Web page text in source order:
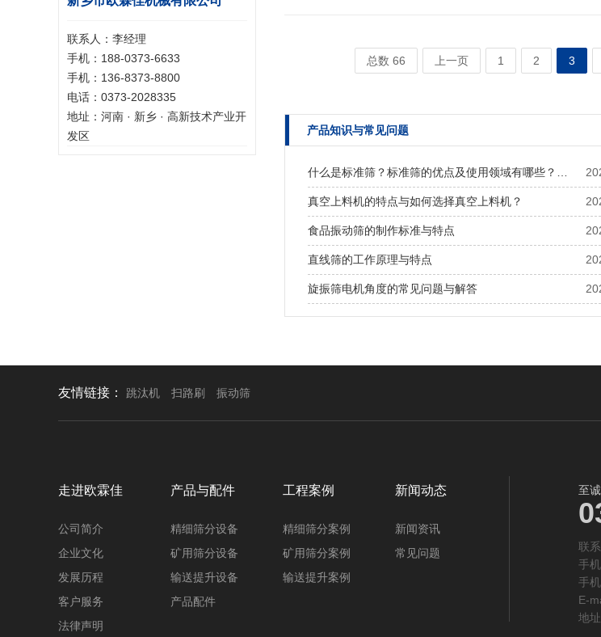
联系人：李经理
手机：188-0373-6633
手机：136-8373-8800
电话：0373-2028335
地址：河南 · 新乡 · 高新技术产业开
发区
总数 66 上一页 1 2 3
产品知识与常见问题
什么是标准筛？标准筛的优点及使用领域有哪些？…
真空上料机的特点与如何选择真空上料机？
食品振动筛的制作标准与特点
直线筛的工作原理与特点
旋振筛电机角度的常见问题与解答
友情链接： 跳汰机 扫路刷 振动筛
走进欧霖佳
公司简介
企业文化
发展历程
客户服务
法律声明
产品与配件
精细筛分设备
矿用筛分设备
输送提升设备
产品配件
工程案例
精细筛分案例
矿用筛分案例
输送提升案例
新闻动态
新闻资讯
常见问题
至
联
手
手
E-
地